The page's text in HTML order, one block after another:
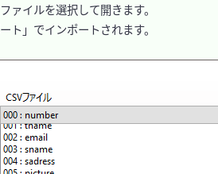
イルを選択して開きます。
」でインポートされます。